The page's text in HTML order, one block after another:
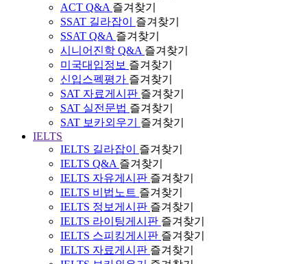
ACT Q&A 즐겨찾기
SSAT 길라잡이
즐겨찾기
SSAT Q&A 즐겨찾기
시니어진학 Q&A 즐겨찾기
미국대입정보 즐겨찾기
신입스펙평가 즐겨찾기
SAT 자료게시판 즐겨찾기
SAT 실전문법 즐겨찾기
SAT 보카외우기
즐겨찾기
IELTS
IELTS 길라잡이
즐겨찾기
IELTS Q&A 즐겨찾기
IELTS 자유게시판 즐겨찾기
IELTS 비법노트 즐겨찾기
IELTS 정보게시판 즐겨찾기
IELTS 라이팅게시판 즐겨찾기
IELTS 스피킹게시판 즐겨찾기
IELTS 자료게시판 즐겨찾기